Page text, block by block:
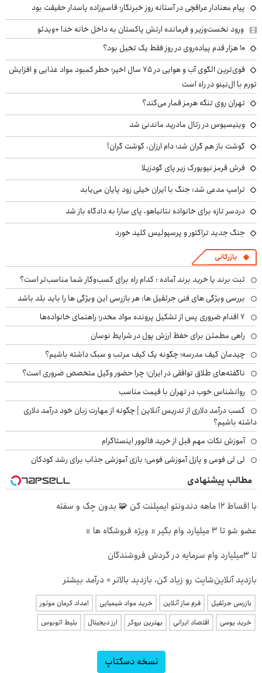
پیام معنادار عراقچی در آستانه روز خبرنگار؛ قاسم‌زاده پاسدار حقیقت بود
ورود نخست‌وزیر و فرمانده ارتش پاکستان به داخل خانه خدا +ویدئو
۱۰ هزار قدم پیاده‌روی در روز فقط یک تخیل بود؟
قوی‌ترین الگوی آب و هوایی در ۷۵ سال اخیر؛ خطر کمبود مواد غذایی و افزایش
تورم با ال‌نینو در راه است
تهران روی تنگه هرمز قمار می‌کند؟
وینیسیوس در رئال مادرید ماندنی شد
گوشت باز هم گران شد؛ دام ارزان، گوشت گران!
فرش قرمز نیویورک زیر پای گودزیلا
ترامپ مدعی شد: جنگ با ایران خیلی زود پایان می‌یابد
دردسر تازه برای خانواده نتانیاهو، پای سارا به دادگاه باز شد
جنگ جدید تراکتور و پرسپولیس کلید خورد
بازرگانی
ثبت برند یا خرید برند آماده : کدام راه برای کسب‌وکار شما مناسب‌تر است؟
بررسی ویژگی های فنی جرثقیل ها: هر بازرسی این ویژگی ها را باید بلد باشد
۷ اقدام ضروری پس از تشکیل پرونده مواد مخدر؛ راهنمای خانواده‌ها
راهی مطمئن برای حفظ ارزش پول در شرایط نوسان
چیدمان کیف مدرسه؛ چگونه یک کیف مرتب و سبک داشته باشیم؟
ناگفته‌های طلاق توافقی در ایران؛ چرا حضور وکیل متخصص ضروری است؟
روانشناس خوب در تهران با قیمت مناسب
کسب درآمد دلاری از تدریس آنلاین | چگونه از مهارت زبان خود درآمد دلاری
داشته باشیم؟
آموزش نکات مهم قبل از خرید فالوور اینستاگرام
لی لی فومی و پازل آموزشی فومی؛ بازی آموزشی جذاب برای رشد کودکان
مطالب پیشنهادی
با اقساط 12 ماهه دندونتو ایمپلنت کن 🧩 بدون چک و سفته
عضو شو تا 3 میلیارد وام بگیر « ویژه فروشگاه ها »
تا 3میلیارد وام سرمایه در گردش فروشندگان
بازدید آنلاین‌شاپت رو زیاد کن، بازدید بالاتر = درآمد بیشتر
بازرسی جرثقیل فرم ساز آنلاین خرید مواد شیمیایی
امداد کرمان موتور
خرید یوسی
اقتصاد ایرانی بهترین بروکر ارز دیجیتال بلیط اتوبوس
نسخه دسکتاپ